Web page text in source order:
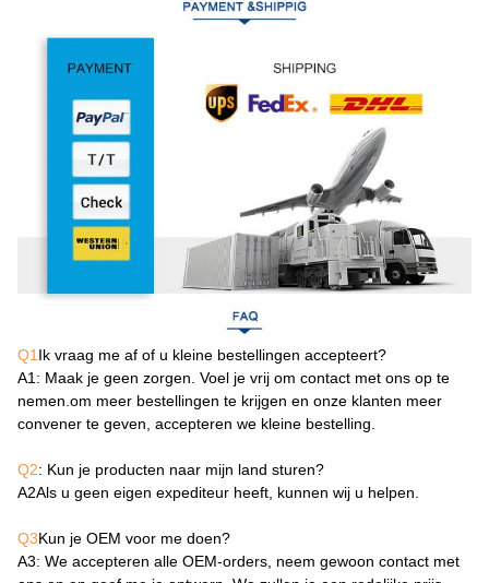
Q1 Ik vraag me af of u kleine bestellingen accepteert?
A1 : Maak je geen zorgen. Voel je vrij om contact met ons op te
nemen.om meer bestellingen te krijgen en onze klanten meer
convener te geven, accepteren we kleine bestelling.
Q2: Kun je producten naar mijn land sturen?
A2Als u geen eigen expediteur heeft, kunnen wij u helpen.
Q3Kun je OEM voor me doen?
A3: We accepteren alle OEM-orders, neem gewoon contact met